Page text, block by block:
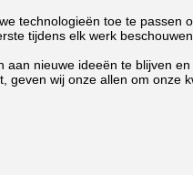
technologieën toe te passen
tijdens elk werk
nieuwe ideeën te blijven en
geven wij onze allen om onze